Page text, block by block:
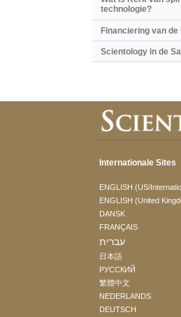
technologie?
Financiering van de
Scientology in de
Internationale Sites
ENGLISH (US/
ENGLISH (United
DANSK
FRANÇAIS
עברית
日本語
РУССКИЙ
繁體中文
NEDERLANDS
DEUTSCH